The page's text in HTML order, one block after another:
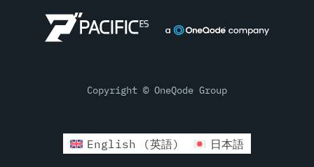
Copyright © OneQode Group
English (英語) 日本語